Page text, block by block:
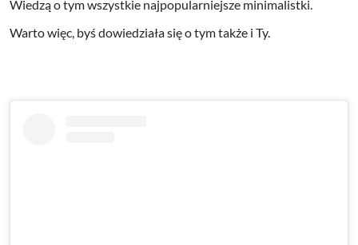
Wiedzą o tym wszystkie najpopularniejsze minimalistki.
Warto więc, byś dowiedziała się o tym także i Ty.